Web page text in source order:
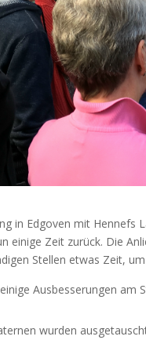
in Edgoven mit Hennefs
einige Zeit zurück. Die
Stellen etwas Zeit,
Ausbesserungen
wurden